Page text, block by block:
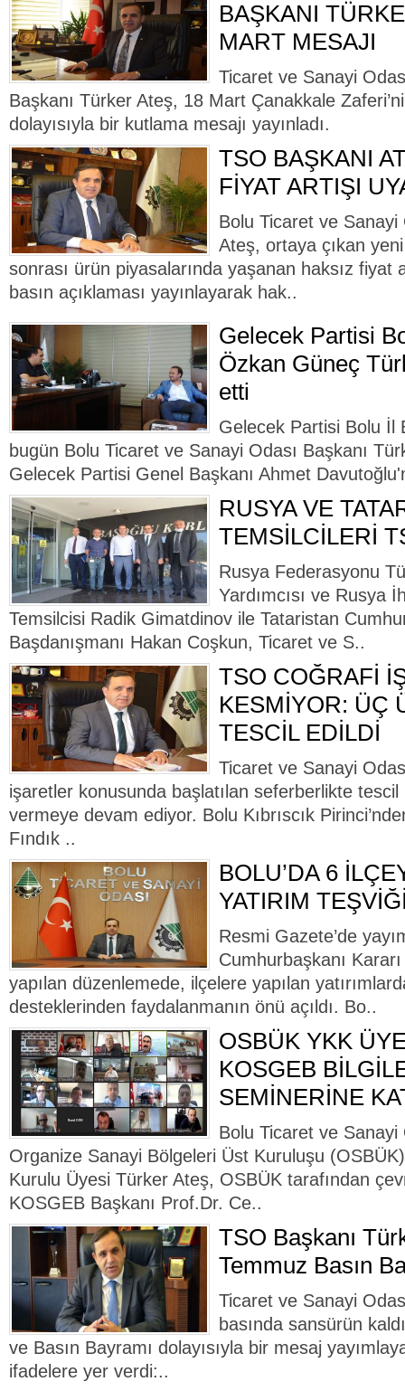
BAŞKANI
MART MESAJI
Ticaret ve Sanayi
Başkanı Türker Ateş, 18 Mart Çanakkale
dolayısıyla bir kutlama mesajı yayınladı.
TSO BAŞKANI
FİYAT ARTIŞI
Bolu Ticaret ve Sanayi
Ateş, ortaya çıkan
sonrası ürün piyasalarında yaşanan haksız fiyat
basın açıklaması yayınlayarak hak..
Gelecek Partisi
Özkan Güneç
etti
Gelecek Partisi Bolu İl
bugün Bolu Ticaret ve Sanayi Odası Başkanı
Gelecek Partisi Genel Başkanı Ahmet
RUSYA VE
TEMSİLCİLERİ
Rusya Federasyonu
Yardımcısı ve Rusya
Temsilcisi Radik Gimatdinov ile Tataristan
Başdanışmanı Hakan Coşkun, Ticaret ve S..
TSO COĞRAFİ
KESMİYOR: ÜÇ
TESCİL EDİLDİ
Ticaret ve Sanayi
işaretler konusunda başlatılan seferberlikte tescil
vermeye devam ediyor. Bolu Kıbrıscık
Fındık ..
BOLU’DA 6
YATIRIM
Resmi Gazete’de
Cumhurbaşkanı
yapılan düzenlemede, ilçelere yapılan
desteklerinden faydalanmanın önü açıldı. Bo..
OSBÜK YKK
KOSGEB
SEMİNERİNE
Bolu Ticaret ve Sanayi
Organize Sanayi Bölgeleri Üst Kuruluşu
Kurulu Üyesi Türker Ateş, OSBÜK tarafından
KOSGEB Başkanı Prof.Dr. Ce..
TSO Başkanı
Temmuz Basın
Ticaret ve Sanayi
basında sansürün
ve Basın Bayramı dolayısıyla bir mesaj
ifadelere yer verdi:..